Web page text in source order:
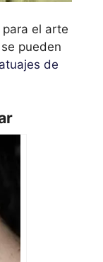
el arte
pueden
de